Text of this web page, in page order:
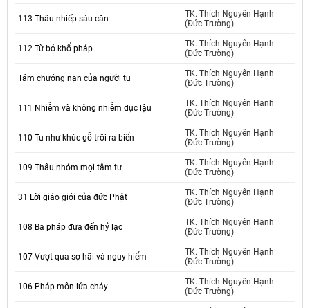
113 Thâu nhiếp sáu căn
TK. Thích Nguyên Hạnh
(Đức Trường)
112 Từ bỏ khổ pháp
TK. Thích Nguyên Hạnh
(Đức Trường)
Tám chướng nạn của người tu
TK. Thích Nguyên Hạnh
(Đức Trường)
111 Nhiễm và không nhiễm dục lậu
TK. Thích Nguyên Hạnh
(Đức Trường)
110 Tu như khúc gỗ trôi ra biển
TK. Thích Nguyên Hạnh
(Đức Trường)
109 Thâu nhóm mọi tâm tư
TK. Thích Nguyên Hạnh
(Đức Trường)
31 Lời giáo giới của đức Phật
TK. Thích Nguyên Hạnh
(Đức Trường)
108 Ba pháp đưa đến hỷ lạc
TK. Thích Nguyên Hạnh
(Đức Trường)
107 Vượt qua sợ hãi và nguy hiểm
TK. Thích Nguyên Hạnh
(Đức Trường)
106 Pháp môn lửa cháy
TK. Thích Nguyên Hạnh
(Đức Trường)